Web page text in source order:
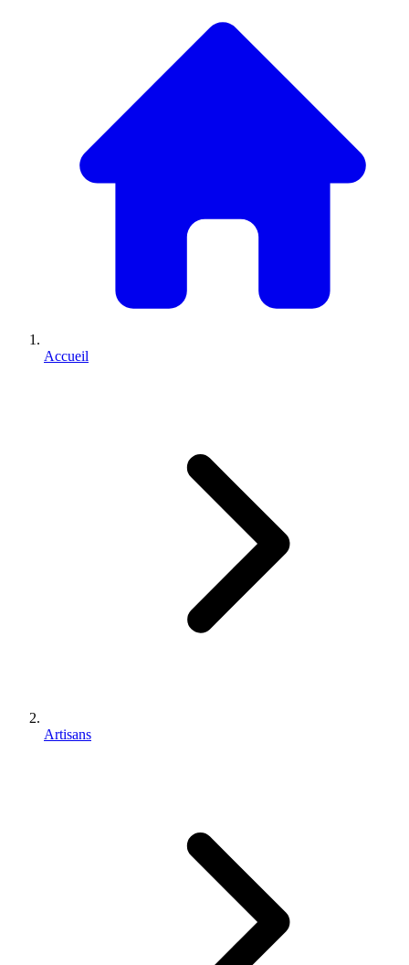
Accueil
Artisans